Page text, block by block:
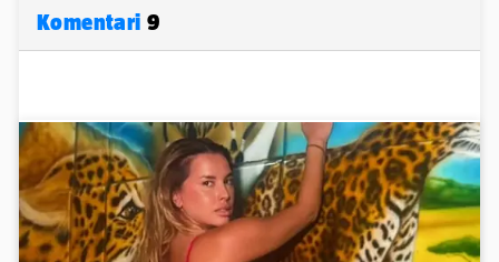
Komentari 9